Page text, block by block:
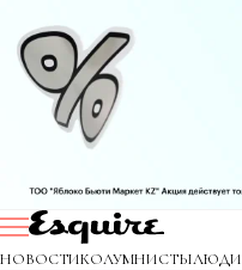
НОВОСТИКОЛУМНИСТЫЛЮДИ